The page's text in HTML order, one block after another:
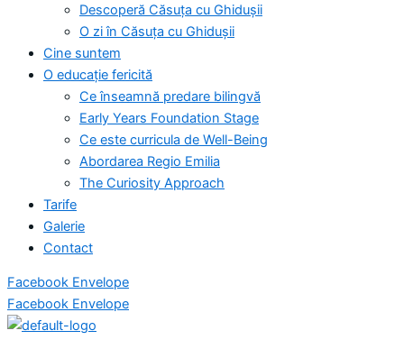
Descoperă Căsuța cu Ghidușii
O zi în Căsuța cu Ghidușii
Cine suntem
O educație fericită
Ce înseamnă predare bilingvă
Early Years Foundation Stage
Ce este curricula de Well-Being
Abordarea Regio Emilia
The Curiosity Approach
Tarife
Galerie
Contact
Facebook Envelope
Facebook Envelope